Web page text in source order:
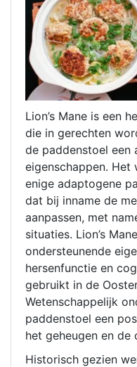
Lion’s Mane is een
die in gerechten
de paddenstoel een
eigenschappen. Het
enige adaptogene
dat bij inname de
aanpassen, met
situaties. Lion’s
ondersteunende
hersenfunctie en
gebruikt in de
Wetenschappelijk
paddenstoel een
het geheugen en de
Historisch gezien